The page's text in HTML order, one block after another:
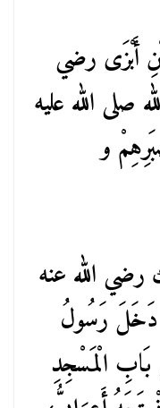
أَبْزَى رضي
صلى الله عليه
و
الله عنه
دَخَلَ رَسُولُ
بَابِ الْمَسْجِدِ